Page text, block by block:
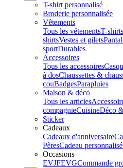
T-shirt personnalisé
Broderie personnalisée
Vêtements
Tous les vêtementsT-
shirtsVestes et gilets
sportDurables
Accessoires
Tous les accessoires
à dosChaussettes &
couBadgesParapluies
Maison & déco
Tous les articles
compagnieCuisineDéco
Sticker
Cadeaux
Cadeaux d'anniversaire
PèresCadeau personnalisé
Occasions
EVJFEVGCommande